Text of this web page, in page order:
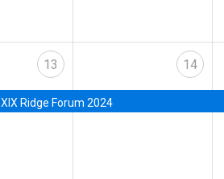
13
XIX Ridge Forum 2024
14